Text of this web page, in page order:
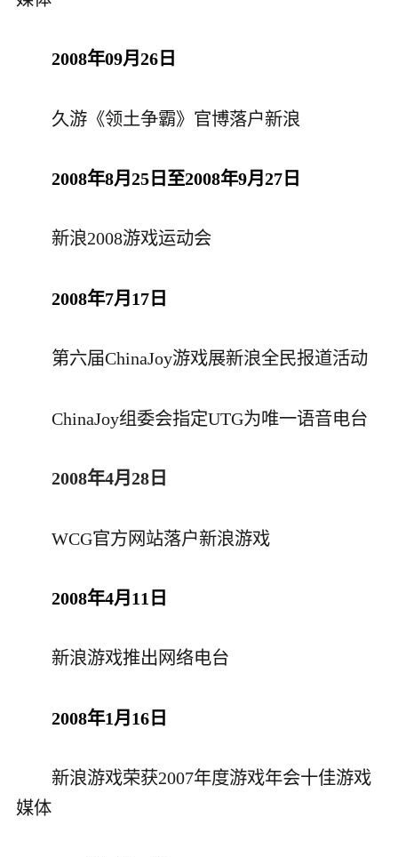
2008年09月26日
久游《领土争霸》官博落户新浪
2008年8月25日至2008年9月27日
新浪2008游戏运动会
2008年7月17日
第六届ChinaJoy游戏展新浪全民报道活动
ChinaJoy组委会指定UTG为唯一语音电台
2008年4月28日
WCG官方网站落户新浪游戏
2008年4月11日
新浪游戏推出网络电台
2008年1月16日
新浪游戏荣获2007年度游戏年会十佳游戏
媒体